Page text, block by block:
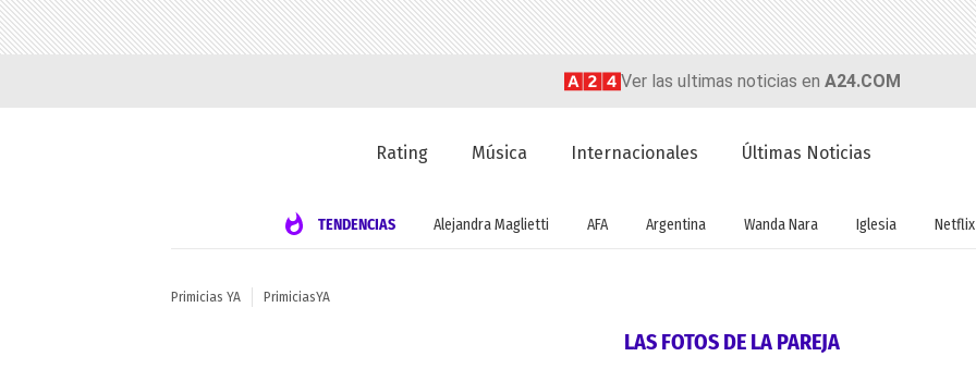
Ver las ultimas noticias en A24.COM
Rating Música Internacionales Últimas Noticias
TENDENCIAS Alejandra Maglietti AFA Argentina Wanda Nara Iglesia Netflix
Primicias YA PrimiciasYA
LAS FOTOS DE LA PAREJA